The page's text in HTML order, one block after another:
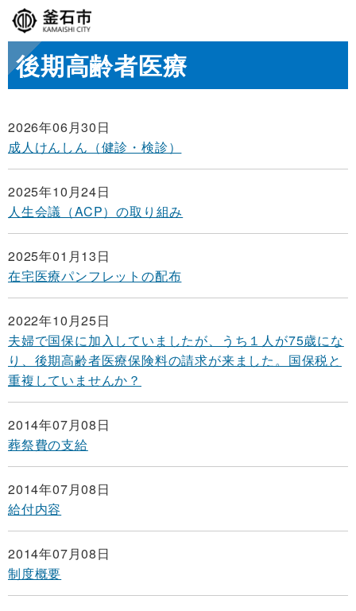
後期高齢者医療
2026年06月30日
成人けんしん（健診・検診）
2025年10月24日
人生会議（ACP）の取り組み
2025年01月13日
在宅医療パンフレットの配布
2022年10月25日
夫婦で国保に加入していましたが、うち１人が75歳にな
り、後期高齢者医療保険料の請求が来ました。国保税と
重複していませんか？
2014年07月08日
葬祭費の支給
2014年07月08日
給付内容
2014年07月08日
制度概要